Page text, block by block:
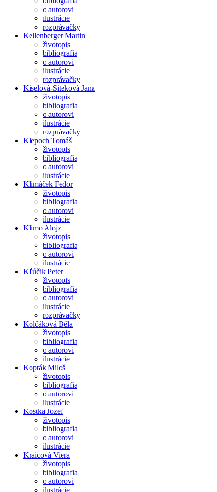
o autorovi
ilustrácie
rozprávačky
Kellenberger Martin
životopis
bibliografia
o autorovi
ilustrácie
rozprávačky
Kiselová-Siteková Jana
životopis
bibliografia
o autorovi
ilustrácie
rozprávačky
Klepoch Tomáš
životopis
bibliografia
o autorovi
ilustrácie
Klimáček Fedor
životopis
bibliografia
o autorovi
ilustrácie
Klimo Alojz
životopis
bibliografia
o autorovi
ilustrácie
Kľúčik Peter
životopis
bibliografia
o autorovi
ilustrácie
rozprávačky
Kolčáková Běla
životopis
bibliografia
o autorovi
ilustrácie
Kopták Miloš
životopis
bibliografia
o autorovi
ilustrácie
Kostka Jozef
životopis
bibliografia
o autorovi
ilustrácie
Kraicová Viera
životopis
bibliografia
o autorovi
ilustrácie